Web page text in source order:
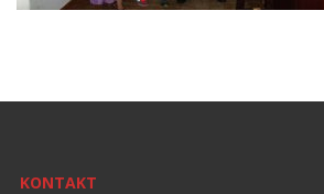
KONTAKT